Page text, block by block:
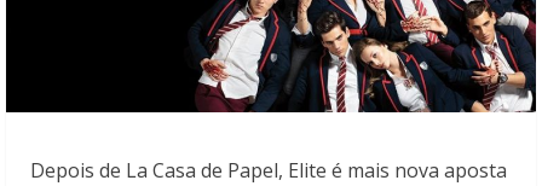
Depois de La Casa de Papel, Elite é mais nova aposta